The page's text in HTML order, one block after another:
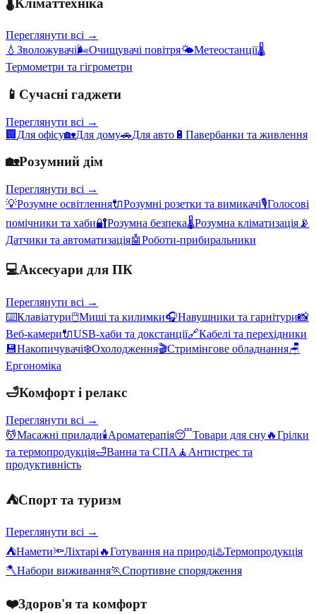
Переглянути всі →
💧 Зволожувачі🌬️Очищувачі повітря🌤️Метеостанції🌡️
Термометри та гігрометри
📱 Сучасні гаджети
Переглянути всі →
🏢 Для офісу🏡Для дому🚗Для авто 🔋 Павербанки та живлення
🏡Розумний дім
Переглянути всі →
💡Розумне освітлення🔌Розумні розетки та вимикачі🎙️Голосові
помічники та хаби🔐Розумна безпека🌡️Розумна кліматизація 📡
Датчики та автоматизація🤖Роботи-прибиральники
💻Аксесуари для ПК
Переглянути всі →
⌨️Клавіатури🖱️Миші та килимки🎧Навушники та гарнітури📸
Веб-камери🔌USB-хаби та докстанції🔗Кабелі та перехідники
💾Накопичувачі❄️Охолодження🎬Стримінгове обладнання🪑
Ергономіка
🛁Комфорт і релакс
Переглянути всі →
💆Масажні прилади🕯️Ароматерапія😴Товари для сну🔥Грілки
та термопродукція🛁Ванна та СПА 🧘 Антистрес та
продуктивність
⛺Спорт та туризм
Переглянути всі →
⛺Намети🔦Ліхтарі 🔥Готування на природі♨️Термопродукція
🪓Набори виживання🏃Спортивне спорядження
❤️Здоров'я та комфорт